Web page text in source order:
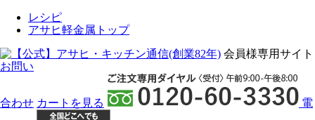
レシピ
アサヒ軽金属トップ
会員様専用サイト
お問い
合わせ カート を見る 電